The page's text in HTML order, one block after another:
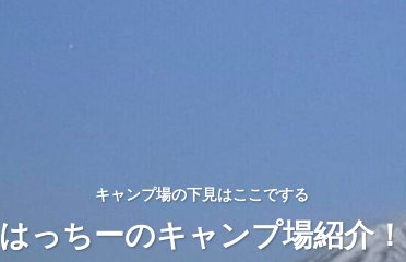
キャンプ場の下見はここでする
はっちーのキャンプ場紹介！